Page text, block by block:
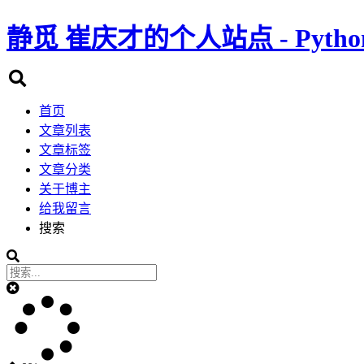
静觅 崔庆才的个人站点 -
首页
文章列表
文章标签
文章分类
关于博主
给我留言
搜索